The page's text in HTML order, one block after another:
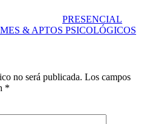
PRESENCIAL
& APTOS PSICOLÓGICOS
no será publicada. Los campos
*